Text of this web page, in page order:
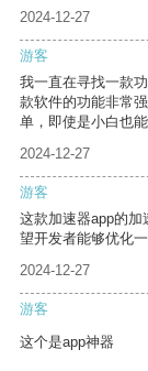
2024-12-27
游客
我一直在寻找一款
款软件的功能非常
单，即使是小白也能
2024-12-27
游客
这款加速器app的
望开发者能够优化一
2024-12-27
游客
这个是app神器